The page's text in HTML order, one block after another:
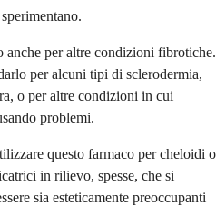
per altre condizioni fibrotiche.
per alcuni tipi di sclerodermia,
o per altre condizioni in cui
problemi.
questo farmaco per cheloidi o
in rilievo, spesse, che si
sia esteticamente preoccupanti